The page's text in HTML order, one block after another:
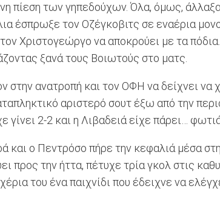
πίεση των γηπεδούχων. Όλα, όμως,
τον Oζέγκοβιτς σε εναέρια
Χριστογεώργο να αποκρούει με τα
ξανά τους Βοιωτούς στο ματς.
ανατροπή και τον ΟΦΗ να δείχνει να
αριστερό σουτ έξω από την
2-2 και η Λιβαδειά είχε πάρει…
ο Πεντρόσο πήρε την κεφαλιά μέσα
την ήττα, πέτυχε τρία γκολ στις
του ένα παιχνίδι που έδειχνε να